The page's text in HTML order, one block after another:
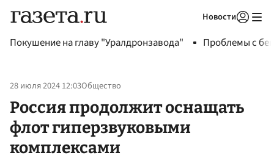
Новости
Покушение на главу "Уралдронзавода" Проблемы с
28 июля 2024 12:03Общество
Россия продолжит оснащать
флот гиперзвуковыми
комплексами